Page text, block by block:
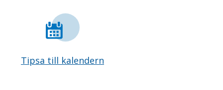
Tipsa till kalendern